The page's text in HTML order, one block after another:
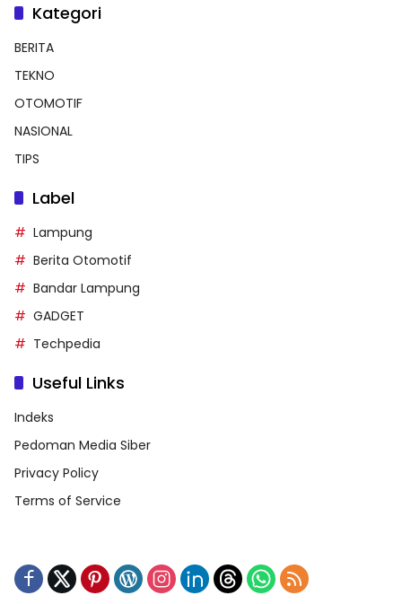
Kategori
BERITA
TEKNO
OTOMOTIF
NASIONAL
TIPS
Label
Lampung
Berita Otomotif
Bandar Lampung
GADGET
Techpedia
Useful Links
Indeks
Pedoman Media Siber
Privacy Policy
Terms of Service